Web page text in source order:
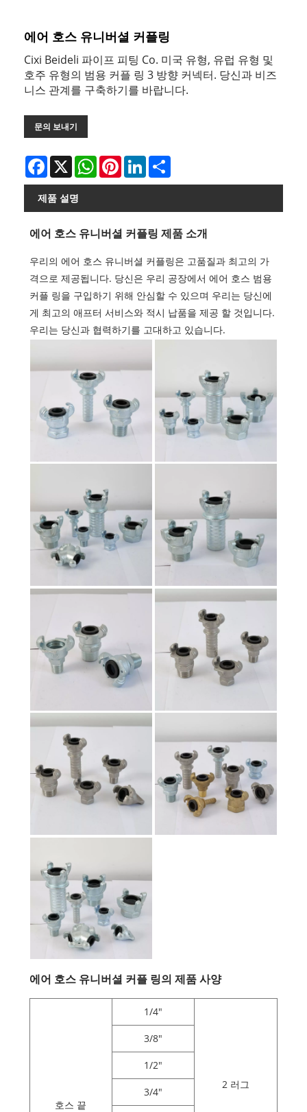
에어 호스 유니버셜 커플링
Cixi Beideli 파이프 피팅 Co. 미국 유형, 유럽 유형 및
호주 유형의 범용 커플 링 3 방향 커넥터. 당신과 비즈
니스 관계를 구축하기를 바랍니다.
문의 보내기
Facebook
X WhatsAppPinterestLinkedIn
제품 설명
에어 호스 유니버셜 커플링 제품 소개
우리의 에어 호스 유니버셜 커플링은 고품질과 최고의 가
격으로 제공됩니다. 당신은 우리 공장에서 에어 호스 범용
커플 링을 구입하기 위해 안심할 수 있으며 우리는 당신에
게 최고의 애프터 서비스와 적시 납품을 제공 할 것입니다.
우리는 당신과 협력하기를 고대하고 있습니다.
에어 호스 유니버셜 커플 링의 제품 사양
호스 끝
1/4"
2 러그
3/8"
1/2"
3/4"